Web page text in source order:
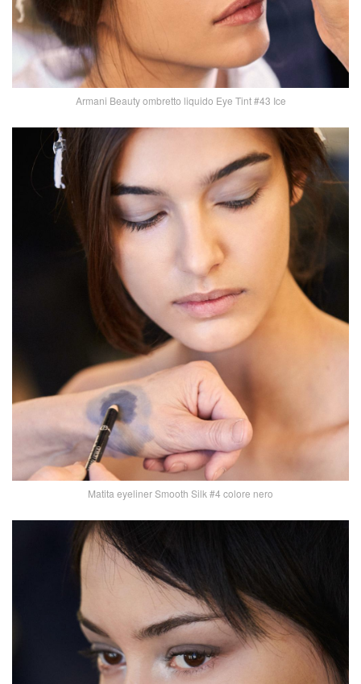
Armani Beauty ombretto liquido Eye Tint #43 Ice
Matita eyeliner Smooth Silk #4 colore nero